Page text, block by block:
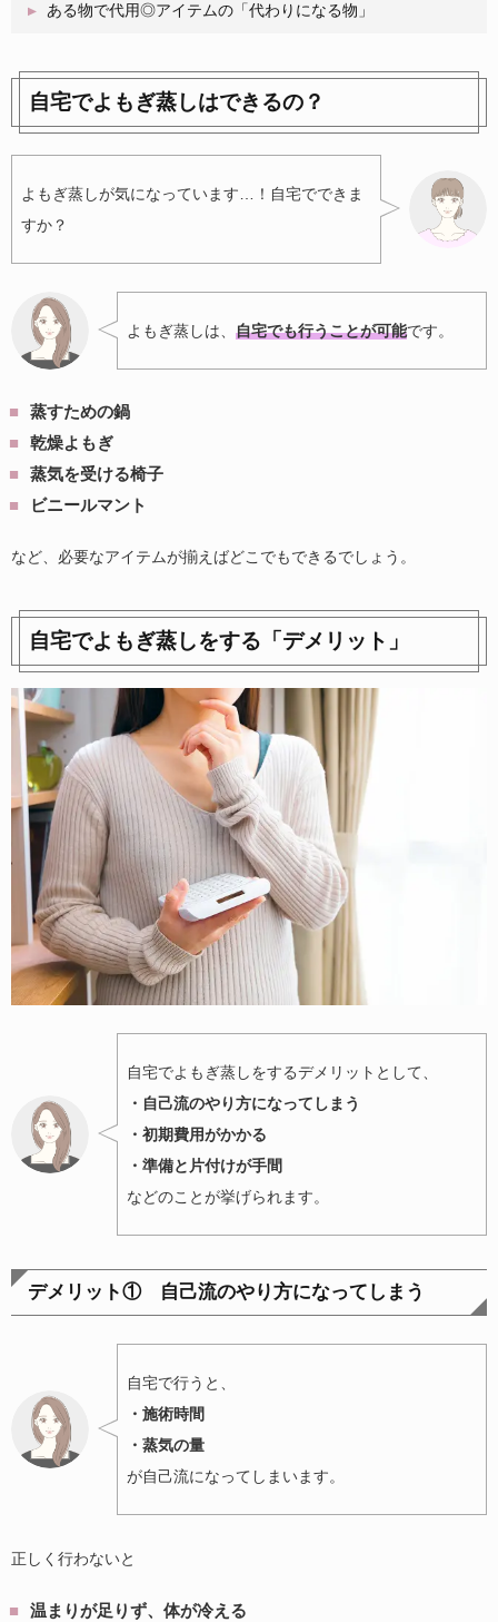
ある物で代用◎アイテムの「代わりになる物」
自宅でよもぎ蒸しはできるの？
よもぎ蒸しが気になっています…！自宅でできま
すか？
よもぎ蒸しは、 自宅でも行うことが可能です。
蒸すための鍋
乾燥よもぎ
蒸気を受ける椅子
ビニールマント
など、必要なアイテムが揃えばどこでもできるでしょう。
自宅でよもぎ蒸しをする「デメリット」
自宅でよもぎ蒸しをするデメリットとして、
・自己流のやり方になってしまう
・初期費用がかかる
・準備と片付けが手間
などのことが挙げられます。
デメリット① 自己流のやり方になってしまう
自宅で行うと、
・施術時間
・蒸気の量
が自己流になってしまいます。
正しく行わないと
温まりが足りず、体が冷える